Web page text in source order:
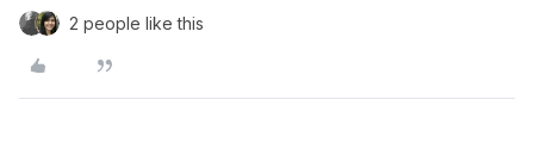
2 people like this